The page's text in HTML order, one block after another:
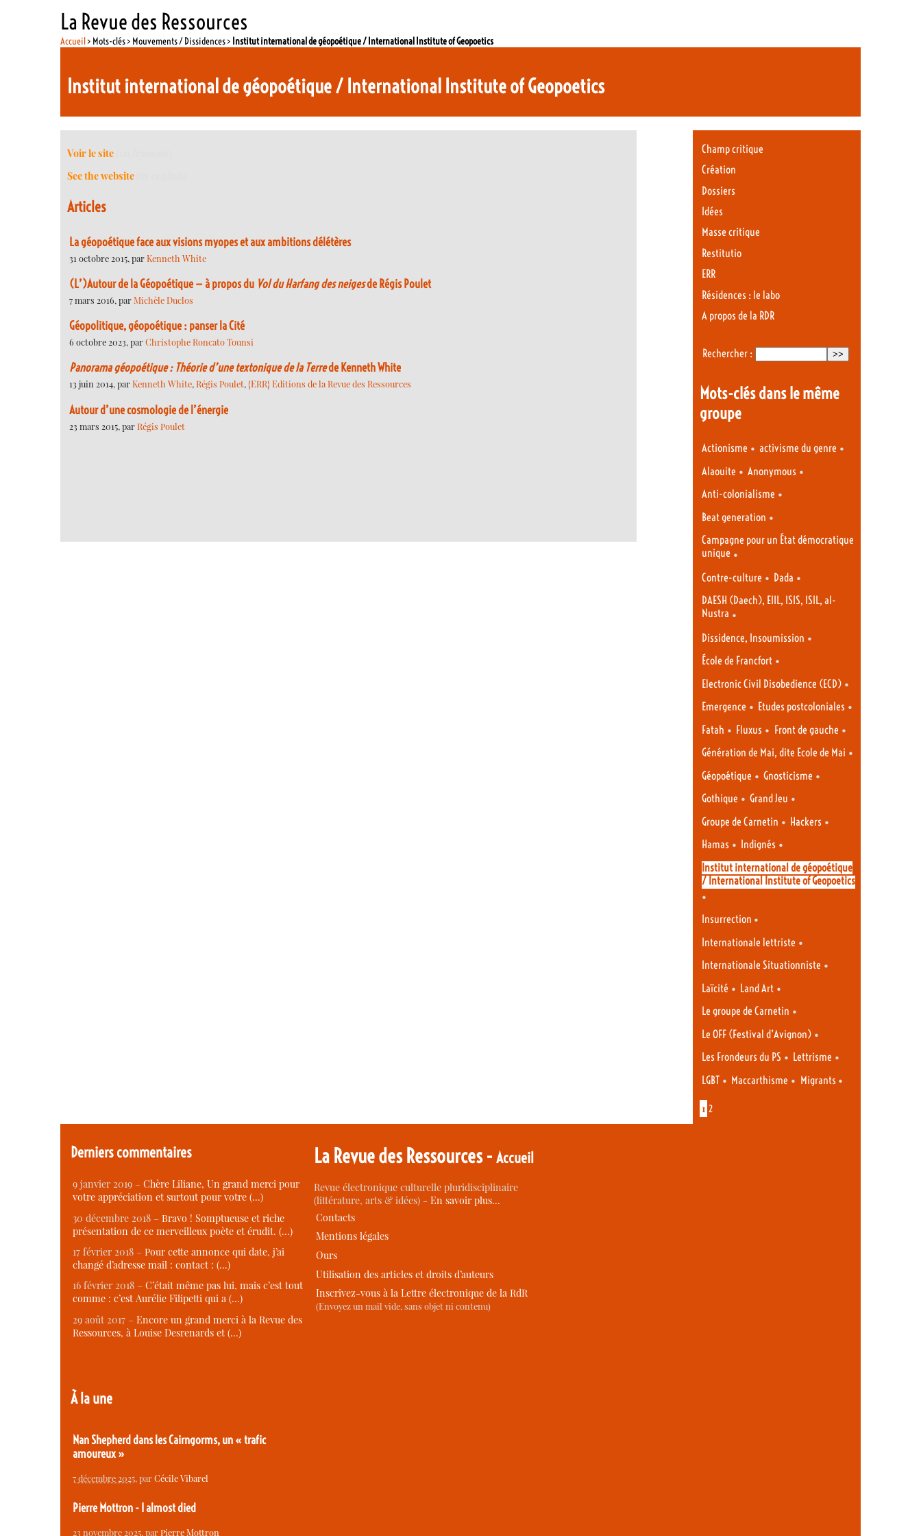
La Revue des Ressources
Accueil> Mots-clés > Mouvements / Dissidences > Institut international de géopoétique / International Institute of Geopoetics
Institut international de géopoétique / International Institute of Geopoetics
Voir le site
See the website
Articles
La géopoétique face aux visions myopes et aux ambitions délétères
31 octobre 2015, parKenneth White
(L’)Autour de la Géopoétique — à propos du Vol du Harfang des neigesde Régis Poulet
7 mars 2016, parMichèle Duclos
Géopolitique, géopoétique : panser la Cité
6 octobre 2023, parChristophe Roncato Tounsi
Panorama géopoétique : Théorie d’une textonique de la Terrede Kenneth White
13 juin 2014, parKenneth White,Régis Poulet,{ERR} Editions de la Revue des Ressources
Autour d’une cosmologie de l’énergie
23 mars 2015, parRégis Poulet
Champ critique
Création
Dossiers
Idées
Masse critique
Restitutio
ERR
Résidences : le labo
A propos de la RDR
Rechercher :
Mots-clés dans le même
groupe
Actionisme • activisme du genre •
Alaouite • Anonymous •
Anti-colonialisme •
Beat generation •
Campagne pour un État démocratique
unique •
Contre-culture • Dada •
DAESH (Daech), EIIL, ISIS, ISIL, al-
Nustra •
Dissidence, Insoumission •
École de Francfort •
Electronic Civil Disobedience (ECD) •
Emergence • Etudes postcoloniales •
Fatah • Fluxus • Front de gauche •
Génération de Mai, dite Ecole de Mai •
Géopoétique • Gnosticisme •
Gothique • Grand Jeu •
Groupe de Carnetin • Hackers •
Hamas • Indignés •
Institut international de géopoétique
/ International Institute of Geopoetics
•
Insurrection •
Internationale lettriste •
Internationale Situationniste •
Laïcité • Land Art •
Le groupe de Carnetin •
Le OFF (Festival d’Avignon) •
Les Frondeurs du PS • Lettrisme •
LGBT • Maccarthisme • Migrants •
1 2
Derniers commentaires
9 janvier 2019 – Chère Liliane, Un grand merci pour
votre appréciation et surtout pour votre (…)
30 décembre 2018 – Bravo ! Somptueuse et riche
présentation de ce merveilleux poète et érudit. (…)
17 février 2018 – Pour cette annonce qui date, j’ai
changé d’adresse mail : contact : (…)
16 février 2018 – C’était même pas lui, mais c’est tout
comme : c’est Aurélie Filipetti qui a (…)
29 août 2017 – Encore un grand merci à la Revue des
Ressources, à Louise Desrenards et (…)
À la une
Nan Shepherd dans les Cairngorms, un « trafic
amoureux »
7 décembre 2025, parCécile Vibarel
Pierre Mottron - I almost died
23 novembre 2025, parPierre Mottron
La Revue des Ressources -Accueil
Revue électronique culturelle pluridisciplinaire
(littérature, arts & idées) -En savoir plus…
Contacts
Mentions légales
Ours
Utilisation des articles et droits d’auteurs
Inscrivez-vous à la Lettre électronique de la RdR
(Envoyez un mail vide, sans objet ni contenu)